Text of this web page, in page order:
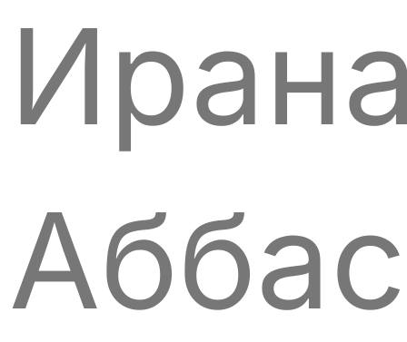
Аббас